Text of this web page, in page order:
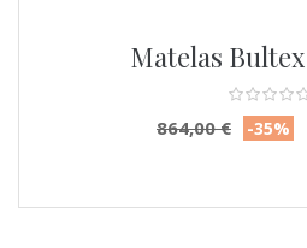
Matelas
Prix
864,00 € -35%